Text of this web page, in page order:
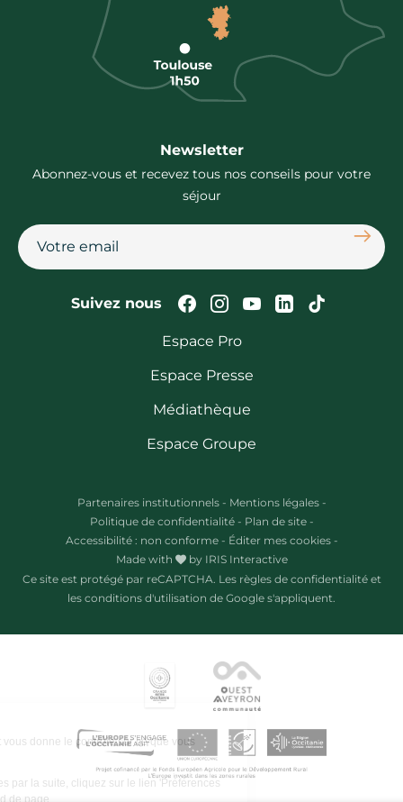
Newsletter
Abonnez-vous et recevez tous nos conseils pour votre
séjour
Suivez nous Suivez-nous sur
Suivez-nous sur
Suivez-nous
Suivez-Suivez-
Espace Pro
Espace Presse
Médiathèque
Espace Groupe
Partenaires institutionnels - Mentions légales -
Politique de confidentialité - Plan de site -
Accessibilité : non conforme - Éditer mes cookies -
Made with
by IRIS Interactive
Ce site est protégé par reCAPTCHA. Les règles de confidentialitéet
les conditions d'utilisation de Google s'appliquent.
Ce site utilise des cookies et vous donne le contrôle sur ce que vous
Pour modifier vos préférences par la suite, cliquez sur le lien 'Préférences
de cookies' situé dans le pied de page.